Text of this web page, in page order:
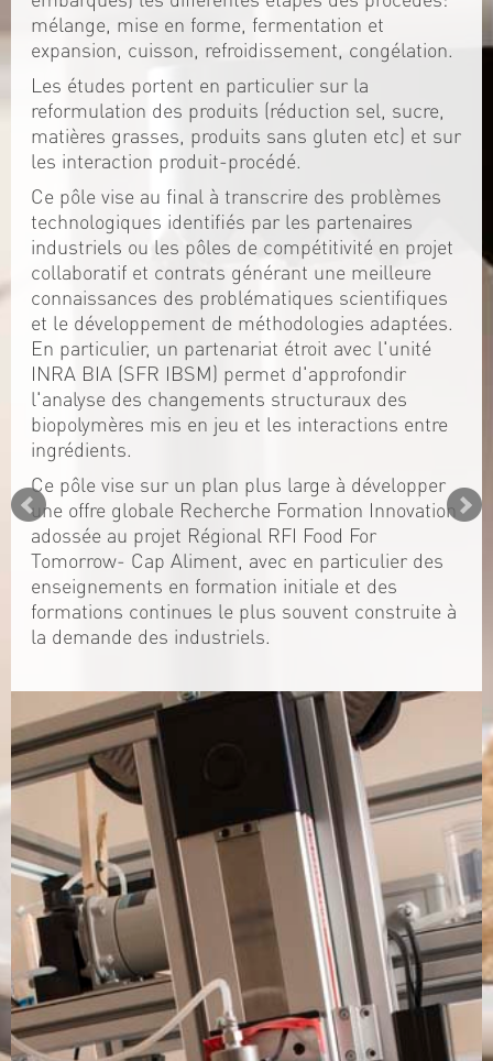
mélange, mise en forme, fermentation et
expansion, cuisson, refroidissement, congélation.
Les études portent en particulier sur la
reformulation des produits (réduction sel, sucre,
matières grasses, produits sans gluten etc) et sur
les interaction produit-procédé.
Ce pôle vise au final à transcrire des problèmes
technologiques identifiés par les partenaires
industriels ou les pôles de compétitivité en projet
collaboratif et contrats générant une meilleure
connaissances des problématiques scientifiques
et le développement de méthodologies adaptées.
En particulier, un partenariat étroit avec l'unité
INRA BIA (SFR IBSM) permet d'approfondir
l'analyse des changements structuraux des
biopolymères mis en jeu et les interactions entre
ingrédients.
Ce pôle vise sur un plan plus large à développer
une offre globale Recherche Formation Innovation
adossée au projet Régional RFI Food For
Tomorrow- Cap Aliment, avec en particulier des
enseignements en formation initiale et des
formations continues le plus souvent construite à
la demande des industriels.